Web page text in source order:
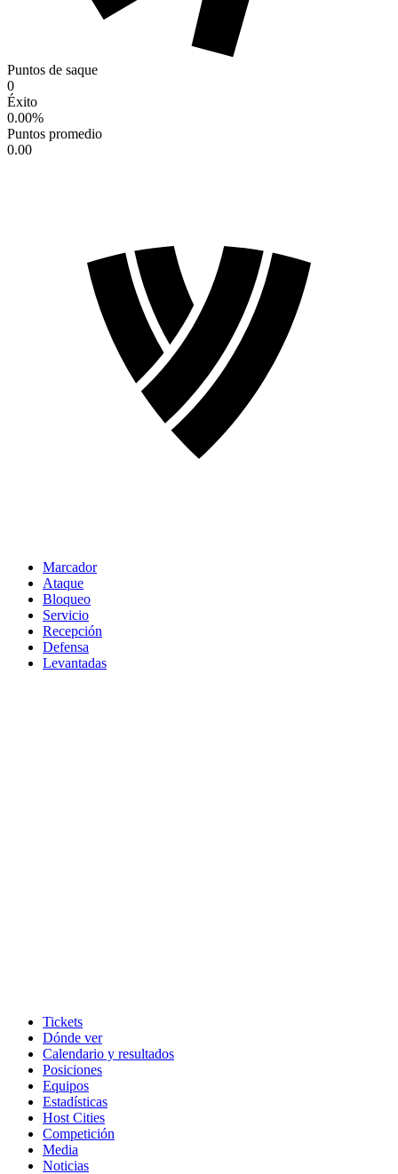
Puntos de saque
0
Éxito
0.00%
Puntos promedio
0.00
Marcador
Ataque
Bloqueo
Servicio
Recepción
Defensa
Levantadas
Tickets
Dónde ver
Calendario y resultados
Posiciones
Equipos
Estadísticas
Host Cities
Competición
Media
Noticias